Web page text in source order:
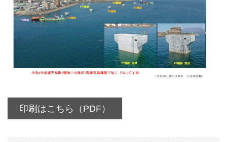
印刷はこちら（PDF）